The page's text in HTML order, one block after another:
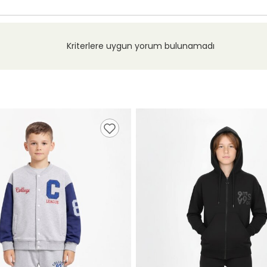
Kriterlere uygun yorum bulunamadı